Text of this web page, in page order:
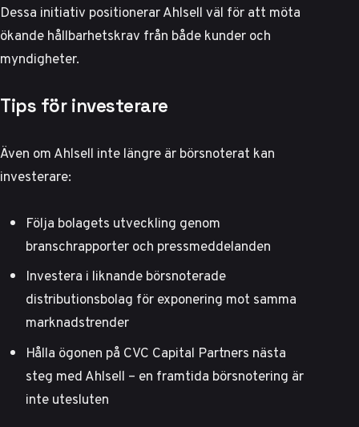
Dessa initiativ positionerar Ahlsell väl för att möta
ökande hållbarhetskrav från både kunder och
myndigheter.
Tips för investerare
Även om Ahlsell inte längre är börsnoterat kan
investerare:
Följa bolagets utveckling genom
branschrapporter och pressmeddelanden
Investera i liknande börsnoterade
distributionsbolag för exponering mot samma
marknadstrender
Hålla ögonen på CVC Capital Partners nästa
steg med Ahlsell – en framtida börsnotering är
inte utesluten